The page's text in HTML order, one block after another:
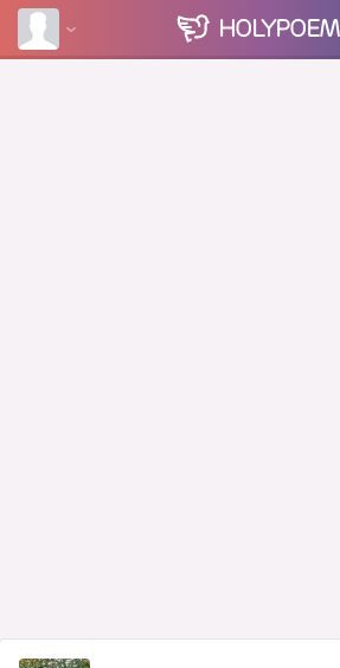
HOLYPOEM